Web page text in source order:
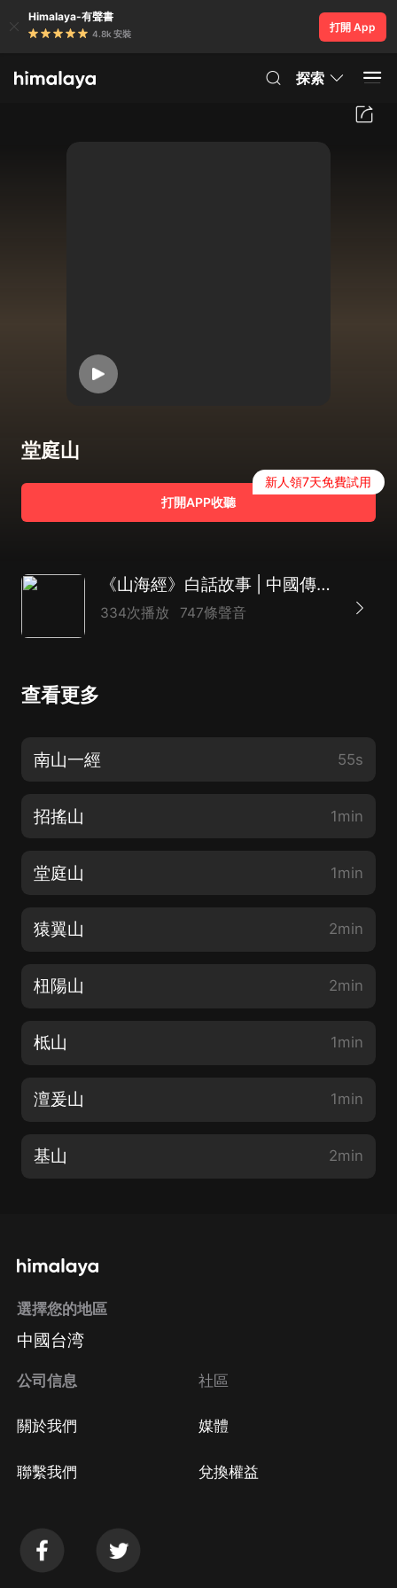
Himalaya-有聲書
4.8k 安裝
打開 App
探索
堂庭山
打開APP收聽
新人領7天免費試用
《山海經》白話故事 | 中國傳統神話智慧
334次播放 747條聲音
查看更多
南山一經 55s
招搖山 1min
堂庭山 1min
猿翼山 2min
杻陽山 2min
柢山 1min
澶爰山 1min
基山 2min
選擇您的地區
中國台湾
公司信息
關於我們
聯繫我們
社區
媒體
兌換權益